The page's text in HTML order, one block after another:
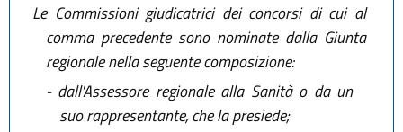
Le Commissioni giudicatrici dei concorsi di cui al
comma precedente sono nominate dalla Giunta
regionale nella seguente composizione:
-dall'Assessore regionale alla Sanità o da un
suo rappresentante, che la presiede;